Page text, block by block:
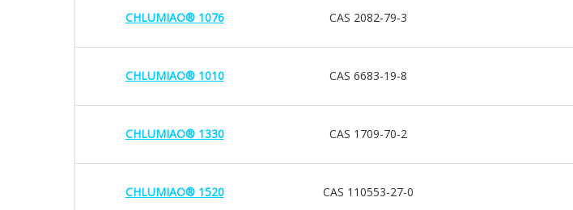
CHLUMIAO® 1076 CAS 2082-79-3
CHLUMIAO® 1010 CAS 6683-19-8
CHLUMIAO® 1330 CAS 1709-70-2
CHLUMIAO® 1520 CAS 110553-27-0